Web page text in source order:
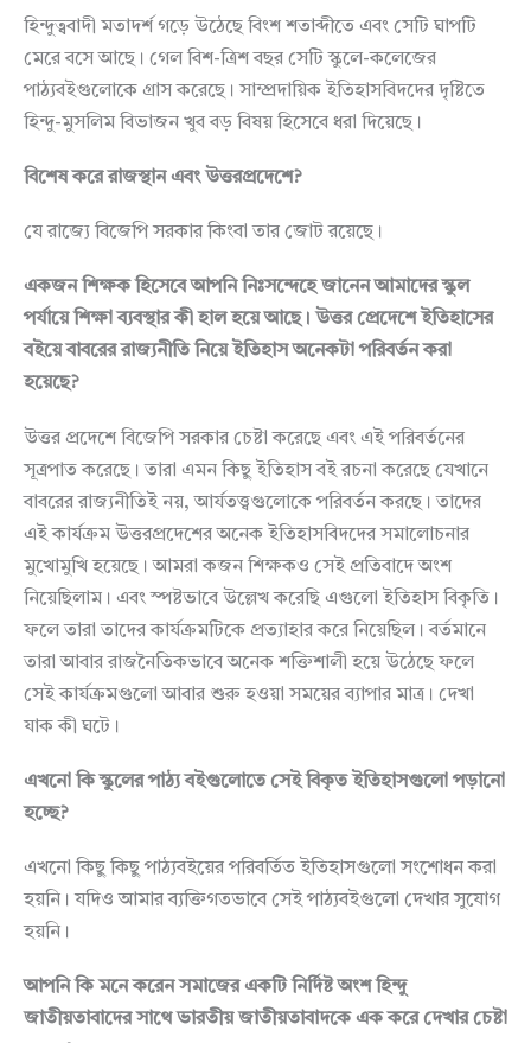
হিন্দুত্ববাদী মতাদর্শ গড়ে উঠেছে বিংশ শতাব্দীতে এবং সেটি ঘাপটি
মেরে বসে আছে। গেল বিশ-ত্রিশ বছর সেটি স্কুলে-কলেজের
পাঠ্যবইগুলোকে গ্রাস করেছে। সাম্প্রদায়িক ইতিহাসবিদদের দৃষ্টিতে
হিন্দু-মুসলিম বিভাজন খুব বড় বিষয় হিসেবে ধরা দিয়েছে।
বিশেষ করে রাজস্থান এবং উত্তরপ্রদেশে?
যে রাজ্যে বিজেপি সরকার কিংবা তার জোট রয়েছে।
একজন শিক্ষক হিসেবে আপনি নিঃসন্দেহে জানেন আমাদের স্কুল
পর্যায়ে শিক্ষা ব্যবস্থার কী হাল হয়ে আছে। উত্তর প্রেদেশে ইতিহাসের
বইয়ে বাবরের রাজ্যনীতি নিয়ে ইতিহাস অনেকটা পরিবর্তন করা
হয়েছে?
উত্তর প্রদেশে বিজেপি সরকার চেষ্টা করেছে এবং এই পরিবর্তনের
সূত্রপাত করেছে। তারা এমন কিছু ইতিহাস বই রচনা করেছে যেখানে
বাবরের রাজ্যনীতিই নয়, আর্যতত্ত্বগুলোকে পরিবর্তন করছে। তাদের
এই কার্যক্রম উত্তরপ্রদেশের অনেক ইতিহাসবিদদের সমালোচনার
মুখোমুখি হয়েছে। আমরা কজন শিক্ষকও সেই প্রতিবাদে অংশ
নিয়েছিলাম। এবং স্পষ্টভাবে উল্লেখ করেছি এগুলো ইতিহাস বিকৃতি।
ফলে তারা তাদের কার্যক্রমটিকে প্রত্যাহার করে নিয়েছিল। বর্তমানে
তারা আবার রাজনৈতিকভাবে অনেক শক্তিশালী হয়ে উঠেছে ফলে
সেই কার্যক্রমগুলো আবার শুরু হওয়া সময়ের ব্যাপার মাত্র। দেখা
যাক কী ঘটে।
এখনো কি স্কুলের পাঠ্য বইগুলোতে সেই বিকৃত ইতিহাসগুলো পড়ানো
হচ্ছে?
এখনো কিছু কিছু পাঠ্যবইয়ের পরিবর্তিত ইতিহাসগুলো সংশোধন করা
হয়নি। যদিও আমার ব্যক্তিগতভাবে সেই পাঠ্যবইগুলো দেখার সুযোগ
হয়নি।
আপনি কি মনে করেন সমাজের একটি নির্দিষ্ট অংশ হিন্দু
জাতীয়তাবাদের সাথে ভারতীয় জাতীয়তাবাদকে এক করে দেখার চেষ্টা